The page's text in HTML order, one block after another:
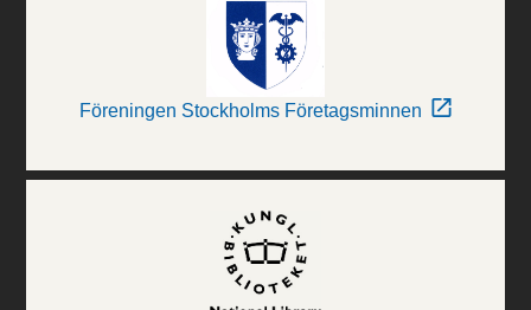
Föreningen Stockholms Företagsminnen